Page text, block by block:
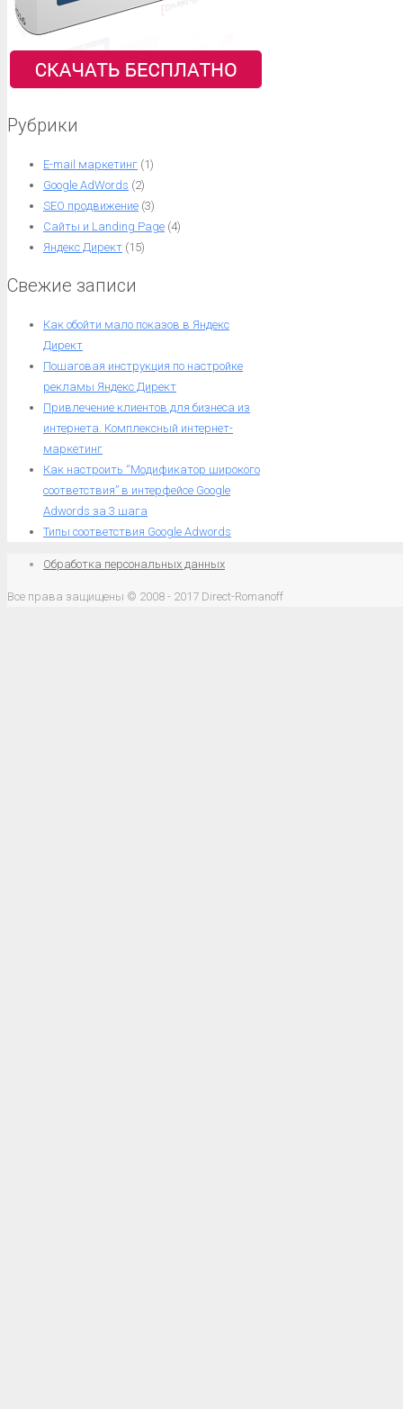
Рубрики
E-mail маркетинг (1)
Google AdWords (2)
SEO продвижение (3)
Сайты и Landing Page (4)
Яндекс Директ (15)
Свежие записи
Как обойти мало показов в Яндекс
Директ
Пошаговая инструкция по настройке
рекламы Яндекс Директ
Привлечение клиентов для бизнеса из
интернета. Комплексный интернет-
маркетинг
Как настроить “Модификатор широкого
соответствия” в интерфейсе Google
Adwords за 3 шага
Типы соответствия Google Adwords
Обработка персональных данных
Все права защищены © 2008 - 2017 Direct-Romanoff